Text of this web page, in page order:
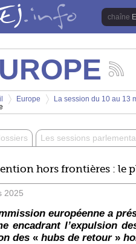
les
la
Europe
Europe
La session du 10 au 13
Les sessions
hors frontières : le
2025
européenne a
encadrant l’expulsion
des « hubs de retour »